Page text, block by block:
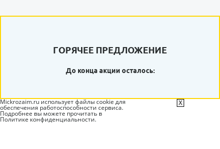
ГОРЯЧЕЕ ПРЕДЛОЖЕНИЕ
До конца акции осталось:
Mickrozaim.ru использует файлы cookie для
обеспечения работоспособности сервиса.
Подробнее вы можете прочитать в
Политике конфиденциальности.
X